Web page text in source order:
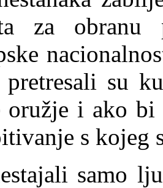
za
pretresali su
i ako
s kojeg
jali samo